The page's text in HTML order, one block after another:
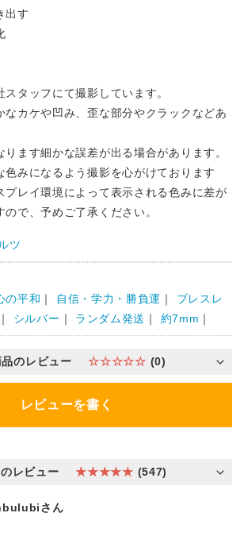
出す
タッフにて撮影しています。
カケや凹み、歪な部分やクラックなどあ
ます細かな誤差が出る場合があります。
みになるよう撮影を心がけております
プレイ環境によって表示される色みに差が
で、予めご了承ください。
ツ
の平和 ｜ 自信・学力・勝負運 ｜ ブレスレ
｜ シルバー ｜ ランダム発送 ｜ 約7mm ｜
のレビュー ☆☆☆☆☆ (0)
レビューを書く
レビュー ★★★★★ (547)
さん